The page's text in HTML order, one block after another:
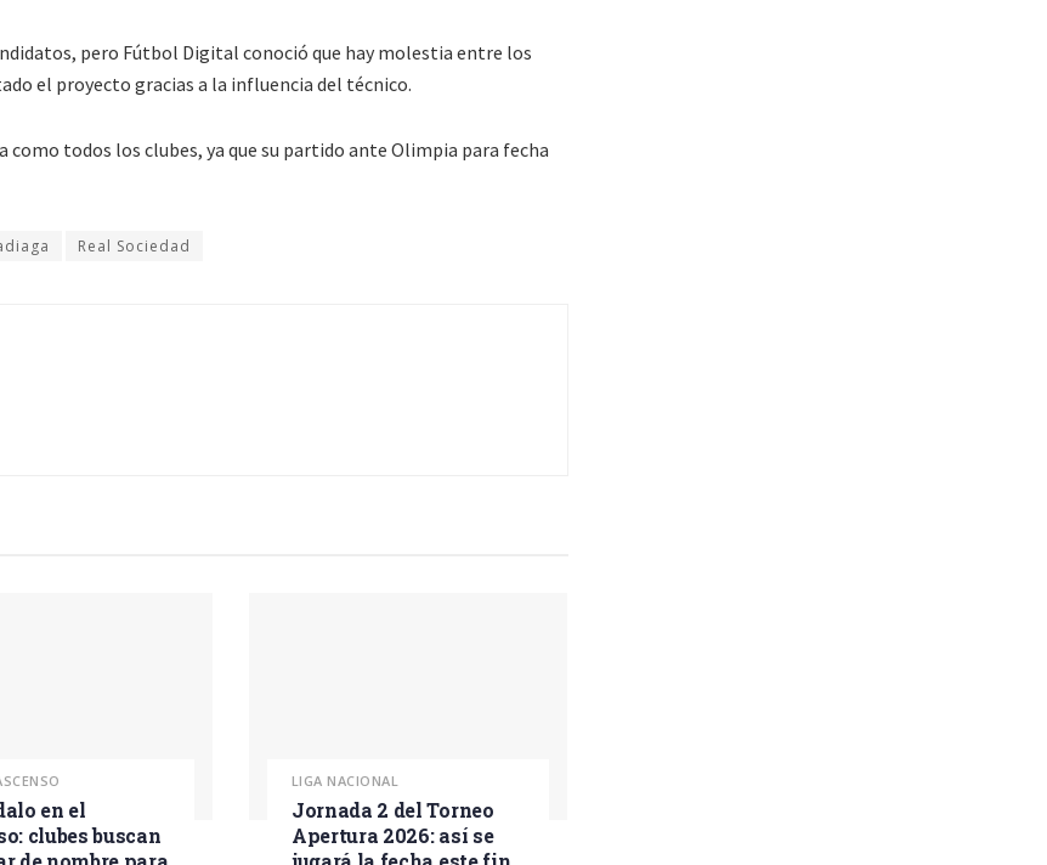
pero Fútbol Digital conoció que hay molestia entre los
el proyecto gracias a la influencia del técnico.
todos los clubes, ya que su partido ante Olimpia para fecha
Real Sociedad
en el
clubes buscan
LIGA NACIONAL
Jornada 2 del Torneo
Apertura 2026: así se